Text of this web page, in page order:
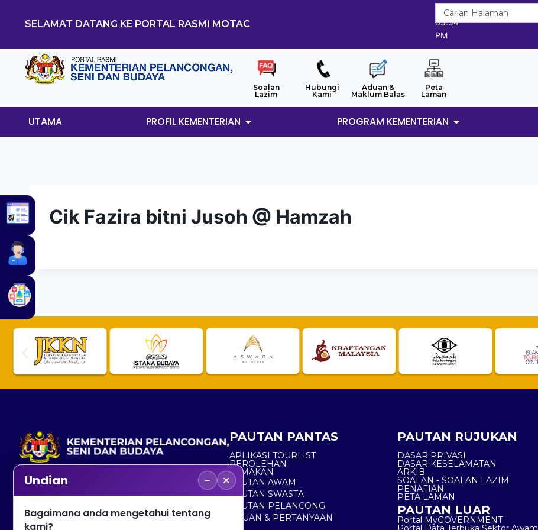
SELAMAT DATANG KE PORTAL RASMI MOTAC
6/8/2026
05:54
PM
Soalan
Lazim
Hubungi
Kami
Aduan &
Maklum Balas
Peta
Laman
UTAMA PROFIL KEMENTERIAN PROGRAM KEMENTERIAN
Cik Fazira bitni Jusoh @ Hamzah
No. 2, Menara 1, Jalan P5/6, Presint 5,
+603 8000 8000
PAUTAN PANTAS
APLIKASI TOURLIST
PEROLEHAN
SEMAKAN
PAUTAN AWAM
PAUTAN SWASTA
PAUTAN PELANCONG
ADUAN & PERTANYAAN
PAUTAN RUJUKAN
DASAR PRIVASI
DASAR KESELAMATAN
ARKIB
SOALAN - SOALAN LAZIM
PENAFIAN
PETA LAMAN
PAUTAN LUAR
Portal MyGOVERNMENT
Undian − ×
Bagaimana anda mengetahui tentang
kami?